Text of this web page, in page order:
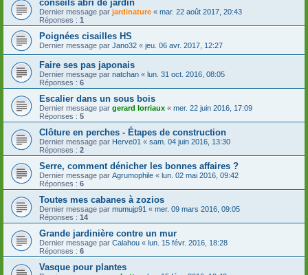
conseils abri de jardin
Dernier message par jardinature « mar. 22 août 2017, 20:43
Réponses : 1
Poignées cisailles HS
Dernier message par Jano32 « jeu. 06 avr. 2017, 12:27
Faire ses pas japonais
Dernier message par natchan « lun. 31 oct. 2016, 08:05
Réponses : 6
Escalier dans un sous bois
Dernier message par gerard lorriaux « mer. 22 juin 2016, 17:09
Réponses : 5
Clôture en perches - Étapes de construction
Dernier message par Herve01 « sam. 04 juin 2016, 13:30
Réponses : 2
Serre, comment dénicher les bonnes affaires ?
Dernier message par Agrumophile « lun. 02 mai 2016, 09:42
Réponses : 6
Toutes mes cabanes à zozios
Dernier message par mumujp91 « mer. 09 mars 2016, 09:05
Réponses : 14
Grande jardinière contre un mur
Dernier message par Calahou « lun. 15 févr. 2016, 18:28
Réponses : 6
Vasque pour plantes